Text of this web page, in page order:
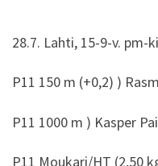
28.7. Lahti, 15-9-v. pm-
P11 150 m (+0,2) )
P11 1000 m ) Kasper
P11 Moukari/HT (2,50